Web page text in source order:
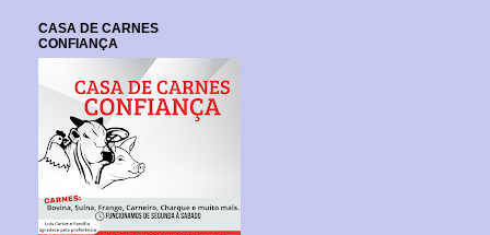
CASA DE CARNES
CONFIANÇA